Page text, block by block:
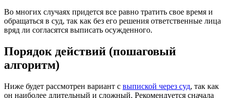
Во многих случаях придется все равно тратить свое время и
обращаться в суд, так как без его решения ответственные лица
вряд ли согласятся выписать осужденного.
Порядок действий (пошаговый
алгоритм)
Ниже будет рассмотрен вариант с выпиской через суд, так как
он наиболее длительный и сложный. Рекомендуется сначала